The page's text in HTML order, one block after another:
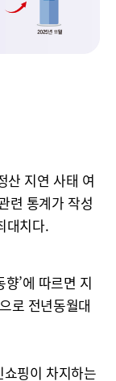
산 지연 사태 여
련 통계가 작성
대치다.
’에 따르면 지
로 전년동월대
핑이 차지하는